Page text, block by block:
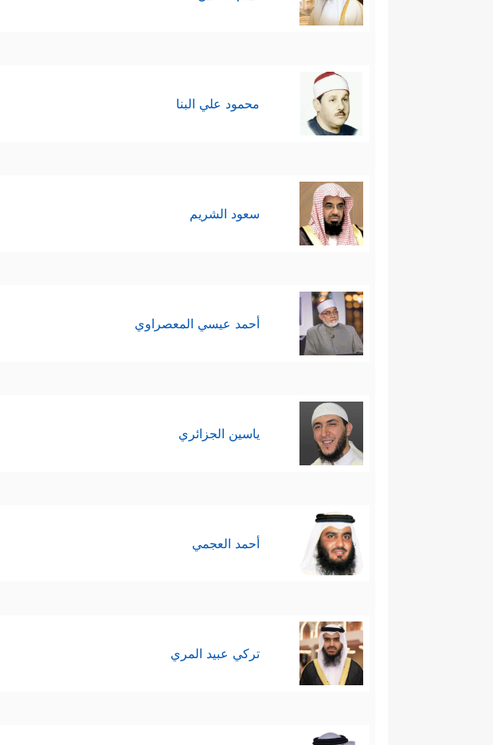
محمود علي البنا
سعود الشريم
أحمد عيسي المعصراوي
ياسين الجزائري
أحمد العجمي
تركي عبيد المري